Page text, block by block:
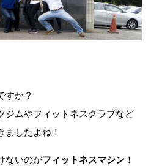
すか？
ジムやフィットネスクラブなど
ましたよね！
ないのがフィットネスマシン ！